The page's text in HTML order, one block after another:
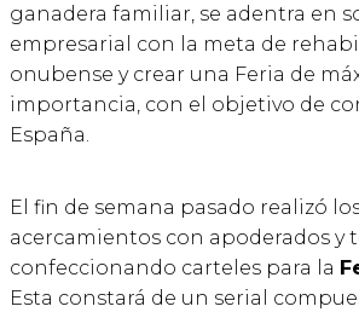
ganadera familiar, se adentra en
empresarial con la meta de
onubense y crear una Feria de
importancia, con el objetivo de
España.
El fin de semana pasado realizó
acercamientos con apoderados y
confeccionando carteles para la
Esta constará de un serial